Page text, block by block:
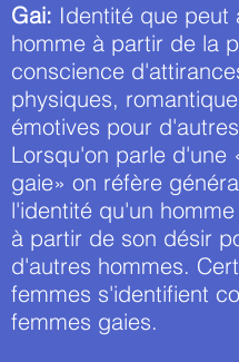
Gai: Identité que peut
homme à partir de la
conscience
physiques,
émotives pour
Lorsqu'on parle d'une
gaie» on réfère
l'identité qu'un
à partir de son désir
d'autres hommes.
femmes s'identifient
femmes gaies.